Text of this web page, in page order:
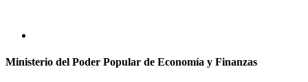
Ministerio del Poder Popular de Economía y Finanzas